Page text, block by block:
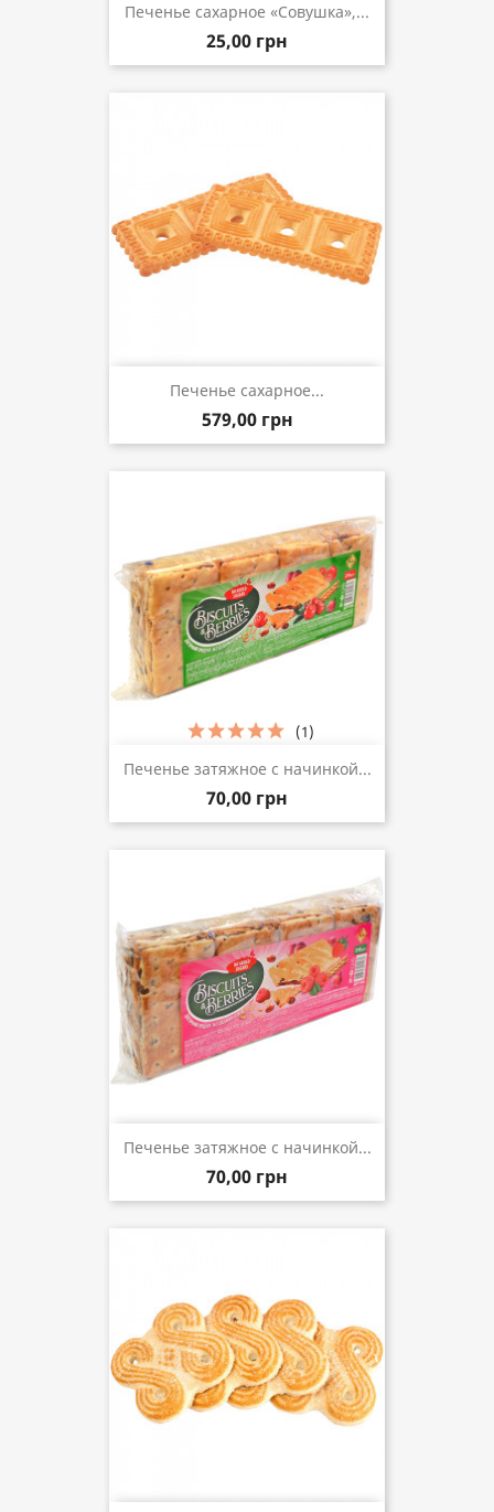
Печенье сахарное «Совушка»,...
25,00 грн
Печенье сахарное...
579,00 грн
Печенье затяжное с начинкой...
70,00 грн
(1)
Печенье затяжное с начинкой...
70,00 грн